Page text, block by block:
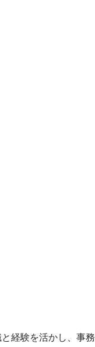
経験を活かし、事務